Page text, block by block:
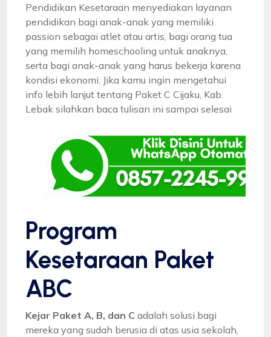
Pendidikan Kesetaraan menyediakan layanan
pendidikan bagi anak-anak yang memiliki
passion sebagai atlet atau artis, bagi orang tua
yang memilih homeschooling untuk anaknya,
serta bagi anak-anak yang harus bekerja karena
kondisi ekonomi. Jika kamu ingin mengetahui
info lebih lanjut tentang Paket C Cijaku, Kab.
Lebak silahkan baca tulisan ini sampai selesai
Program
Kesetaraan Paket
ABC
Kejar Paket A, B, dan C adalah solusi bagi
mereka yang sudah berusia di atas usia sekolah,